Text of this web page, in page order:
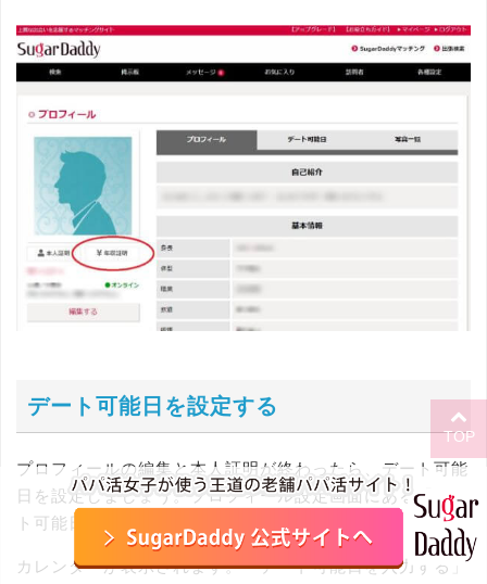
デート可能日を設定する
プロフィールの編集と本人証明が終わったら、デート可能
日を設定しましょう。プロフィール設定画面にある「デー
ト可能日」をクリックしてください。
カレンダーが表示されます。「デート可能日を入力する」
TOP